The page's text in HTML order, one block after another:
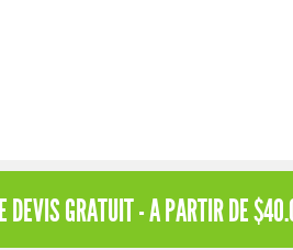
DEVIS GRATUIT - A PARTIR DE